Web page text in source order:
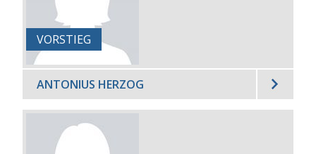
VORSTIEG
ANTONIUS HERZOG